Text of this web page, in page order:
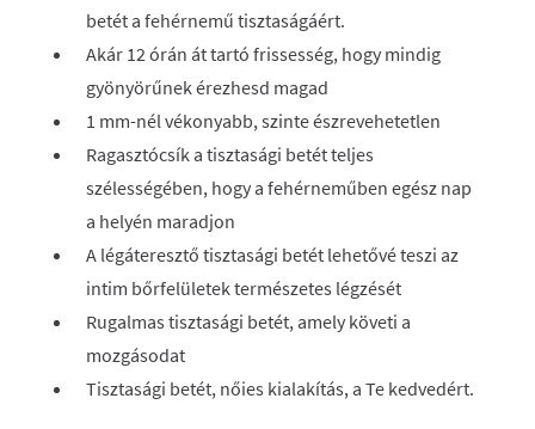
betét a fehérnemű tisztaságáért.
Akár 12 órán át tartó frissesség, hogy mindig
gyönyörűnek érezhesd magad
1 mm-nél vékonyabb, szinte észrevehetetlen
Ragasztócsík a tisztasági betét teljes
szélességében, hogy a fehérneműben egész nap
a helyén maradjon
A légáteresztő tisztasági betét lehetővé teszi az
intim bőrfelületek természetes légzését
Rugalmas tisztasági betét, amely követi a
mozgásodat
Tisztasági betét, nőies kialakítás, a Te kedvedért.